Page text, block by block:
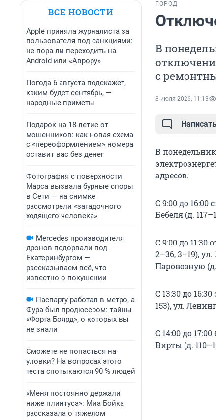
ВСЕ НОВОСТИ
Apple приняла журналиста за
пользователя под санкциями:
не пора ли переходить на
Android или «Аврору»
Погода 6 августа подскажет,
каким будет сентябрь, —
народные приметы
Подарок на 18-летие от
мошенников: как новая схема
с «переоформлением» номера
оставит вас без денег
Фотография с поверхности
Марса вызвала бурные споры
в Сети — на снимке
рассмотрели «загадочного
ходящего человека»
Mercedes производителя
дронов подорвали под
Екатеринбургом —
рассказываем всё, что
известно о покушении
Паспарту работал в метро, а
Фура был продюсером: тайны
«Форта Боярд», о которых вы
не знали
Сможете не попасться на
уловки? На вопросах этого
теста спотыкаются 90 % людей
«Меня постоянно держали
ниже плинтуса»: Миа Бойка
рассказала о тяжелом
ГОРОД
В
с
8 июля 2026, 11:13
В
адресов.
С 9:00 до 16:00
Бебеля (д.
С 9:00 до 11:30
2–36, 3–19),
Паровозную
С 13:30 до
153), ул.
С 14:00 до
Вирты (д.